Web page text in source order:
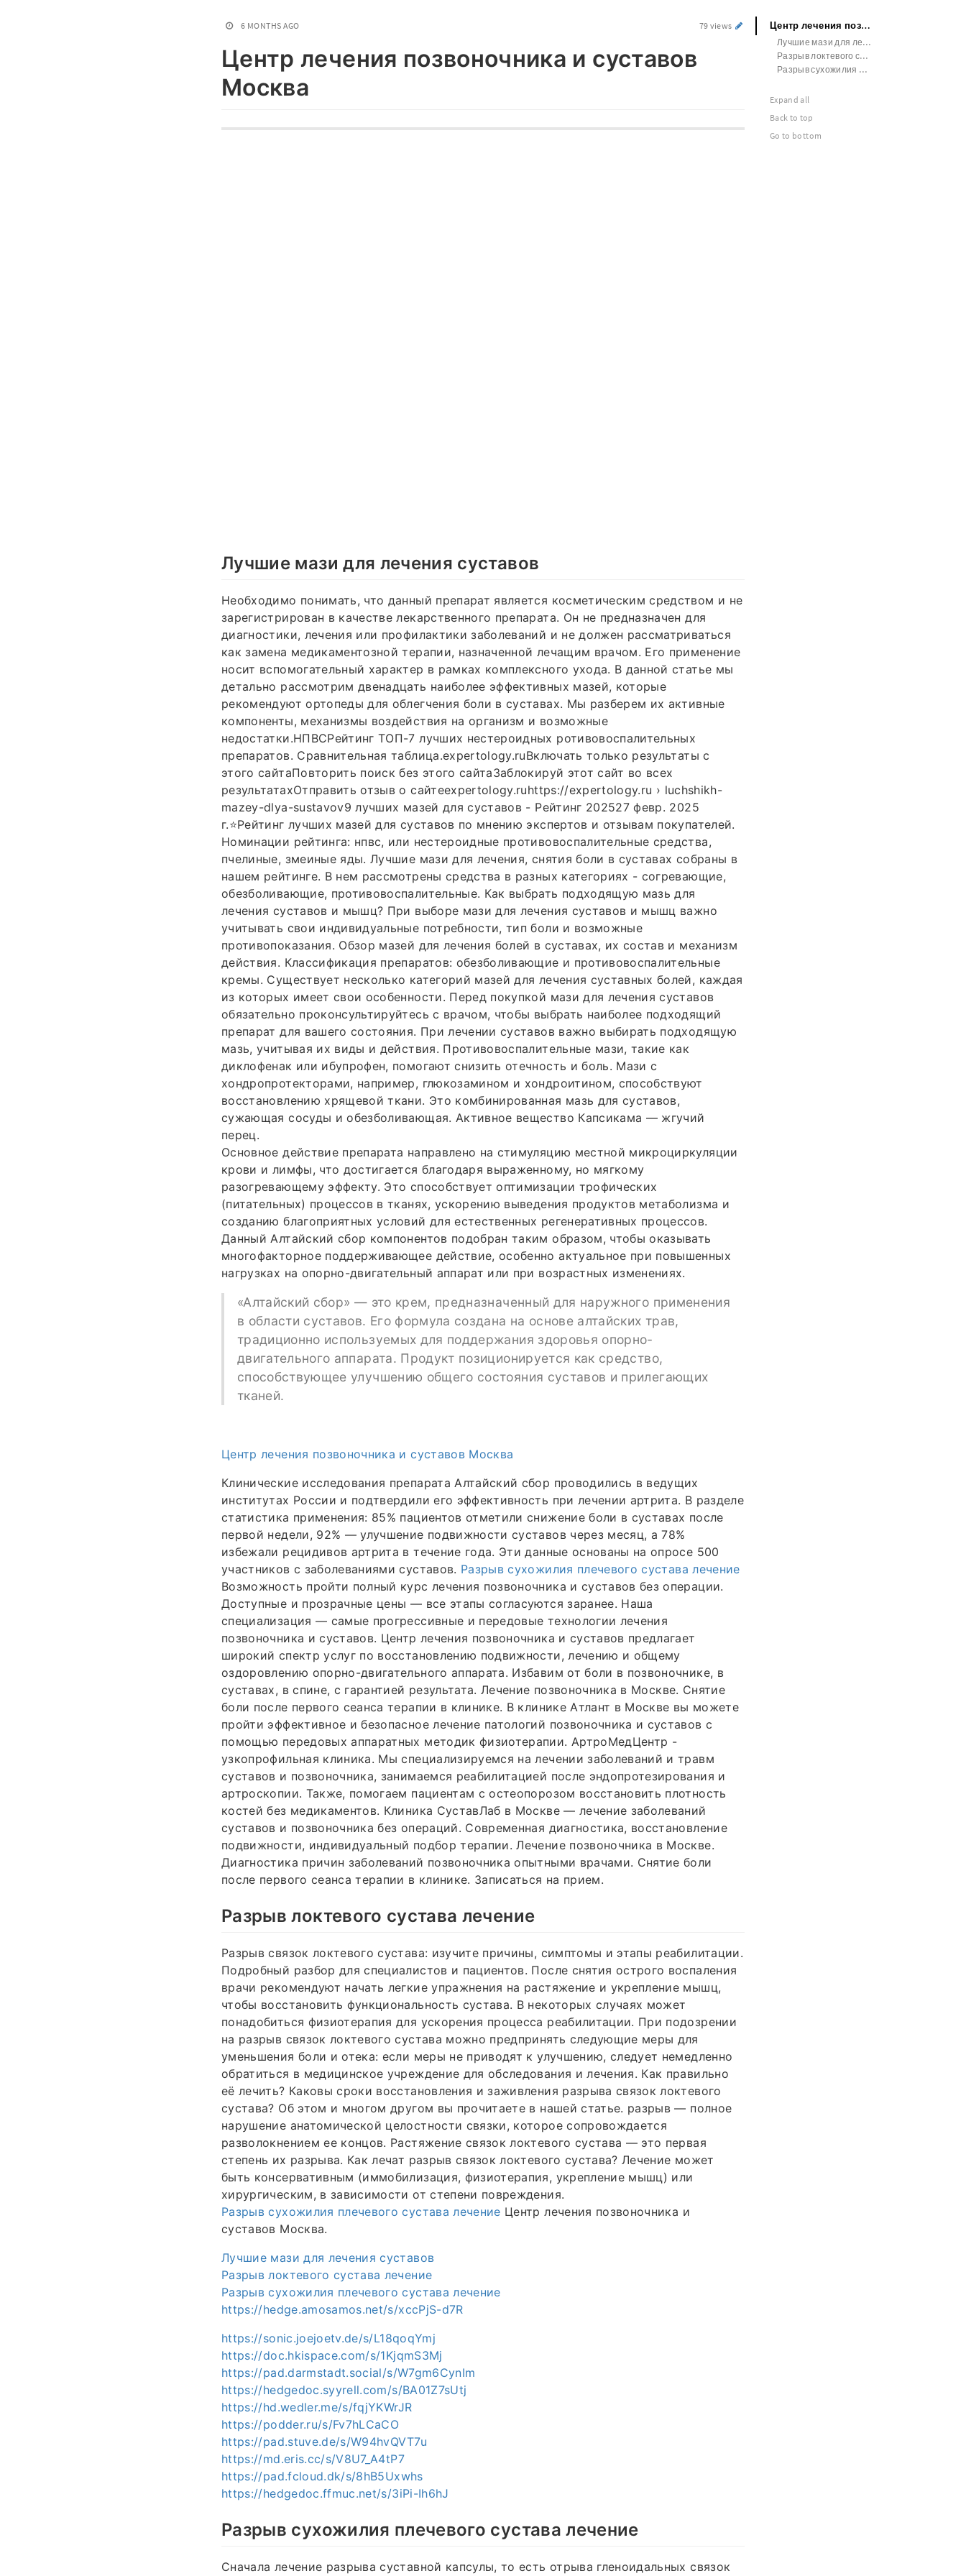
6 MONTHS AGO 79 views
Центр лечения позвоночника и суставов
Москва
Лучшие мази для лечения суставов
Необходимо понимать, что данный препарат является косметическим средством и не
зарегистрирован в качестве лекарственного препарата. Он не предназначен для
диагностики, лечения или профилактики заболеваний и не должен рассматриваться
как замена медикаментозной терапии, назначенной лечащим врачом. Его применение
носит вспомогательный характер в рамках комплексного ухода. В данной статье мы
детально рассмотрим двенадцать наиболее эффективных мазей, которые
рекомендуют ортопеды для облегчения боли в суставах. Мы разберем их активные
компоненты, механизмы воздействия на организм и возможные
недостатки.НПВСРейтинг ТОП-7 лучших нестероидных ротивовоспалительных
препаратов. Сравнительная таблица.expertology.ruВключать только результаты с
этого сайтаПовторить поиск без этого сайтаЗаблокируй этот сайт во всех
результатахОтправить отзыв о сайтеexpertology.ruhttps://expertology.ru › luchshikh-
mazey-dlya-sustavov9 лучших мазей для суставов - Рейтинг 202527 февр. 2025
г.⭐Рейтинг лучших мазей для суставов по мнению экспертов и отзывам покупателей.
Номинации рейтинга: нпвс, или нестероидные противовоспалительные средства,
пчелиные, змеиные яды. Лучшие мази для лечения, снятия боли в суставах собраны в
нашем рейтинге. В нем рассмотрены средства в разных категориях - согревающие,
обезболивающие, противовоспалительные. Как выбрать подходящую мазь для
лечения суставов и мышц? При выборе мази для лечения суставов и мышц важно
учитывать свои индивидуальные потребности, тип боли и возможные
противопоказания. Обзор мазей для лечения болей в суставах, их состав и механизм
действия. Классификация препаратов: обезболивающие и противовоспалительные
кремы. Существует несколько категорий мазей для лечения суставных болей, каждая
из которых имеет свои особенности. Перед покупкой мази для лечения суставов
обязательно проконсультируйтесь с врачом, чтобы выбрать наиболее подходящий
препарат для вашего состояния. При лечении суставов важно выбирать подходящую
мазь, учитывая их виды и действия. Противовоспалительные мази, такие как
диклофенак или ибупрофен, помогают снизить отечность и боль. Мази с
хондропротекторами, например, глюкозамином и хондроитином, способствуют
восстановлению хрящевой ткани. Это комбинированная мазь для суставов,
сужающая сосуды и обезболивающая. Активное вещество Капсикама — жгучий
перец.
Основное действие препарата направлено на стимуляцию местной микроциркуляции
крови и лимфы, что достигается благодаря выраженному, но мягкому
разогревающему эффекту. Это способствует оптимизации трофических
(питательных) процессов в тканях, ускорению выведения продуктов метаболизма и
созданию благоприятных условий для естественных регенеративных процессов.
Данный Алтайский сбор компонентов подобран таким образом, чтобы оказывать
многофакторное поддерживающее действие, особенно актуальное при повышенных
нагрузках на опорно-двигательный аппарат или при возрастных изменениях.
«Алтайский сбор» — это крем, предназначенный для наружного применения
в области суставов. Его формула создана на основе алтайских трав,
традиционно используемых для поддержания здоровья опорно-
двигательного аппарата. Продукт позиционируется как средство,
способствующее улучшению общего состояния суставов и прилегающих
тканей.
Центр лечения позвоночника и суставов Москва
Клинические исследования препарата Алтайский сбор проводились в ведущих
институтах России и подтвердили его эффективность при лечении артрита. В разделе
статистика применения: 85% пациентов отметили снижение боли в суставах после
первой недели, 92% — улучшение подвижности суставов через месяц, а 78%
избежали рецидивов артрита в течение года. Эти данные основаны на опросе 500
участников с заболеваниями суставов. Разрыв сухожилия плечевого сустава лечение
Возможность пройти полный курс лечения позвоночника и суставов без операции.
Доступные и прозрачные цены — все этапы согласуются заранее. Наша
специализация — самые прогрессивные и передовые технологии лечения
позвоночника и суставов. Центр лечения позвоночника и суставов предлагает
широкий спектр услуг по восстановлению подвижности, лечению и общему
оздоровлению опорно-двигательного аппарата. Избавим от боли в позвоночнике, в
суставах, в спине, с гарантией результата. Лечение позвоночника в Москве. Снятие
боли после первого сеанса терапии в клинике. В клинике Атлант в Москве вы можете
пройти эффективное и безопасное лечение патологий позвоночника и суставов с
помощью передовых аппаратных методик физиотерапии. АртроМедЦентр -
узкопрофильная клиника. Мы специализируемся на лечении заболеваний и травм
суставов и позвоночника, занимаемся реабилитацией после эндопротезирования и
артроскопии. Также, помогаем пациентам с остеопорозом восстановить плотность
костей без медикаментов. Клиника СуставЛаб в Москве — лечение заболеваний
суставов и позвоночника без операций. Современная диагностика, восстановление
подвижности, индивидуальный подбор терапии. Лечение позвоночника в Москве.
Диагностика причин заболеваний позвоночника опытными врачами. Снятие боли
после первого сеанса терапии в клинике. Записаться на прием.
Разрыв локтевого сустава лечение
Разрыв связок локтевого сустава: изучите причины, симптомы и этапы реабилитации.
Подробный разбор для специалистов и пациентов. После снятия острого воспаления
врачи рекомендуют начать легкие упражнения на растяжение и укрепление мышц,
чтобы восстановить функциональность сустава. В некоторых случаях может
понадобиться физиотерапия для ускорения процесса реабилитации. При подозрении
на разрыв связок локтевого сустава можно предпринять следующие меры для
уменьшения боли и отека: если меры не приводят к улучшению, следует немедленно
обратиться в медицинское учреждение для обследования и лечения. Как правильно
её лечить? Каковы сроки восстановления и заживления разрыва связок локтевого
сустава? Об этом и многом другом вы прочитаете в нашей статье. разрыв — полное
нарушение анатомической целостности связки, которое сопровождается
разволокнением ее концов. Растяжение связок локтевого сустава — это первая
степень их разрыва. Как лечат разрыв связок локтевого сустава? Лечение может
быть консервативным (иммобилизация, физиотерапия, укрепление мышц) или
хирургическим, в зависимости от степени повреждения.
Разрыв сухожилия плечевого сустава лечение Центр лечения позвоночника и
суставов Москва.
Лучшие мази для лечения суставов
Разрыв локтевого сустава лечение
Разрыв сухожилия плечевого сустава лечение
https://hedge.amosamos.net/s/xccPjS-d7R
https://sonic.joejoetv.de/s/L18qoqYmj
https://doc.hkispace.com/s/1KjqmS3Mj
https://pad.darmstadt.social/s/W7gm6CynIm
https://hedgedoc.syyrell.com/s/BA01Z7sUtj
https://hd.wedler.me/s/fqjYKWrJR
https://podder.ru/s/Fv7hLCaCO
https://pad.stuve.de/s/W94hvQVT7u
https://md.eris.cc/s/V8U7_A4tP7
https://pad.fcloud.dk/s/8hB5Uxwhs
https://hedgedoc.ffmuc.net/s/3iPi-Ih6hJ
Разрыв сухожилия плечевого сустава лечение
Сначала лечение разрыва суставной капсулы, то есть отрыва гленоидальных связок
Центр лечения позвоночника и суставов Москва
Лучшие мази для лечения суставов
Разрыв локтевого сустава лечение
Разрыв сухожилия плечевого сустава лечение
Expand all
Back to top
Go to bottom